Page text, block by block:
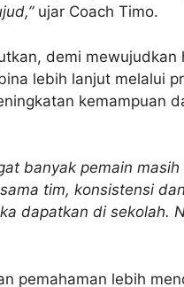
ujar Coach Timo.
demi
lebih lanjut melalui
kemampuan
banyak pemain
tim, konsistensi
dapatkan di sekolah.
pemahaman lebih